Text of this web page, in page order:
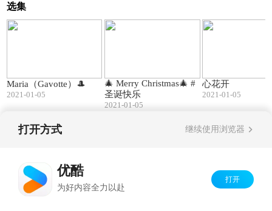
选集
Maria（Gavotte）🎩
2021-01-05
🎄 Merry Christmas🎄 #
圣诞快乐
2021-01-05
心花开
2021-01-05
打开方式 继续使用浏览器
优酷
为好内容全力以赴
打开